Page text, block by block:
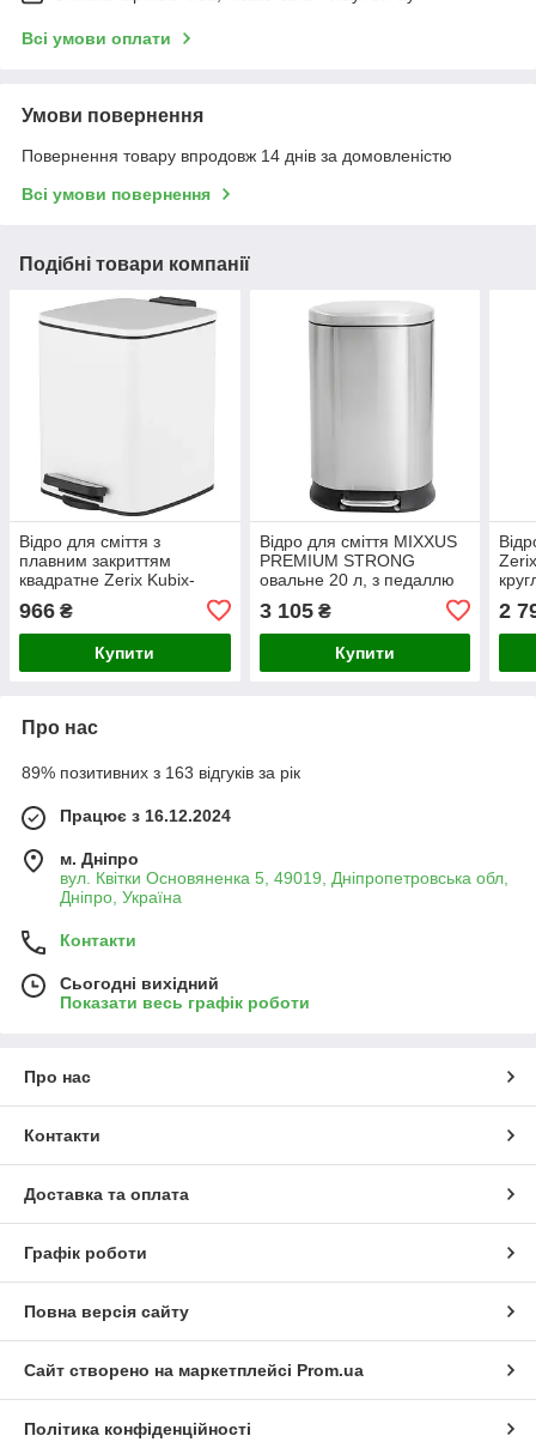
Всі умови оплати
Умови повернення
Повернення товару впродовж 14 днів за домовленістю
Всі умови повернення
Подібні товари компанії
Відро для сміття з
плавним закриттям
квадратне Zerix Kubix-
білий) (ZX6109)
966 ₴
Купити
Відро для сміття MIXXUS
PREMIUM STRONG
овальне 20 л, з педаллю
нержавіюча сталь
SUS410,
брашоване,антипалець
3 105₴
Купити
2
Про нас
89% позитивних з 163 відгуків за рік
Працює з 16.12.2024
м. Дніпро
вул. Квітки Основяненка 5, 49019, Дніпропетровська обл,
Дніпро, Україна
Контакти
Сьогодні вихідний
Показати весь графік роботи
Про нас
Контакти
Доставка та оплата
Графік роботи
Повна версія сайту
Сайт створено на маркетплейсі Prom.ua
Політика конфіденційності